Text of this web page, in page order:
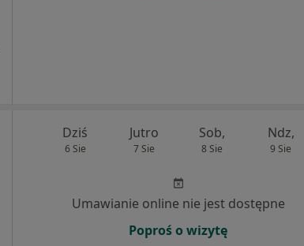
Dziś
6 Sie
Jutro
7 Sie
Sob,
8 Sie
Ndz,
9 Sie
Umawianie online nie jest dostępne
Poproś o wizytę